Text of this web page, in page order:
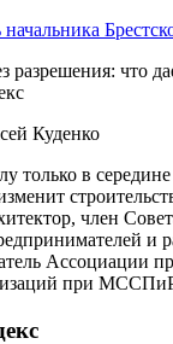
начальника
Куденко
только в
член
и
Ассоциации
при